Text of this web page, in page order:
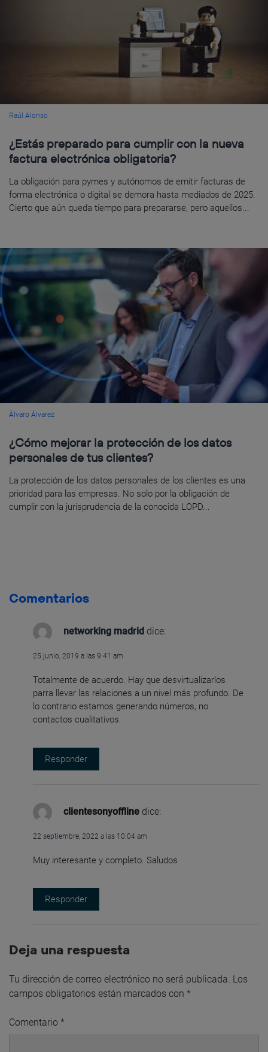
Raúl Alonso
¿Estás preparado para cumplir con la nueva
factura electrónica obligatoria?
La obligación para pymes y autónomos de emitir facturas de
forma electrónica o digital se demora hasta mediados de 2025.
Cierto que aún queda tiempo para prepararse, pero aquellos...
Álvaro Álvarez
¿Cómo mejorar la protección de los datos
personales de tus clientes?
La protección de los datos personales de los clientes es una
prioridad para las empresas. No solo por la obligación de
cumplir con la jurisprudencia de la conocida LOPD...
Comentarios
networking madrid dice:
25 junio, 2019 a las 9:41 am
Totalmente de acuerdo. Hay que desvirtualizarlos
parra llevar las relaciones a un nivel más profundo. De
lo contrario estamos generando números, no
contactos cualitativos.
Responder
clientesonyoffline dice:
22 septiembre, 2022 a las 10:04 am
Muy interesante y completo. Saludos
Responder
Deja una respuesta
Tu dirección de correo electrónico no será publicada. Los
campos obligatorios están marcados con *
Comentario *